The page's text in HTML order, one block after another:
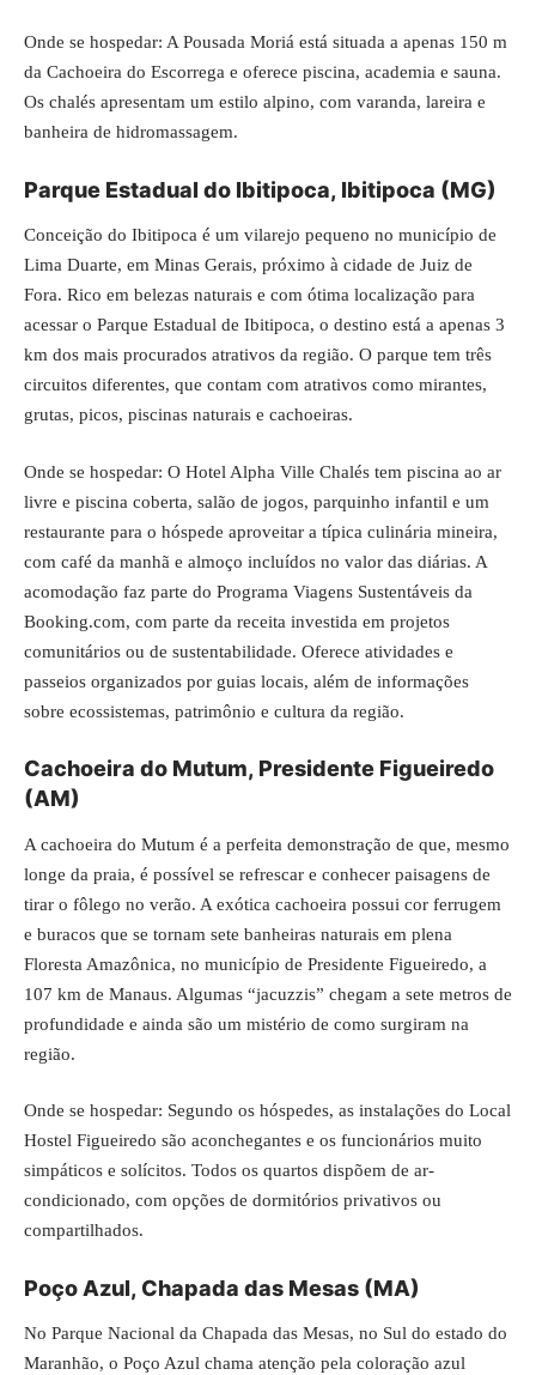
Onde se hospedar: A Pousada Moriá está situada a apenas 150 m
da Cachoeira do Escorrega e oferece piscina, academia e sauna.
Os chalés apresentam um estilo alpino, com varanda, lareira e
banheira de hidromassagem.
Parque Estadual do Ibitipoca, Ibitipoca (MG)
Conceição do Ibitipoca é um vilarejo pequeno no município de
Lima Duarte, em Minas Gerais, próximo à cidade de Juiz de
Fora. Rico em belezas naturais e com ótima localização para
acessar o Parque Estadual de Ibitipoca, o destino está a apenas 3
km dos mais procurados atrativos da região. O parque tem três
circuitos diferentes, que contam com atrativos como mirantes,
grutas, picos, piscinas naturais e cachoeiras.
Onde se hospedar: O Hotel Alpha Ville Chalés tem piscina ao ar
livre e piscina coberta, salão de jogos, parquinho infantil e um
restaurante para o hóspede aproveitar a típica culinária mineira,
com café da manhã e almoço incluídos no valor das diárias. A
acomodação faz parte do Programa Viagens Sustentáveis da
Booking.com, com parte da receita investida em projetos
comunitários ou de sustentabilidade. Oferece atividades e
passeios organizados por guias locais, além de informações
sobre ecossistemas, patrimônio e cultura da região.
Cachoeira do Mutum, Presidente Figueiredo
(AM)
A cachoeira do Mutum é a perfeita demonstração de que, mesmo
longe da praia, é possível se refrescar e conhecer paisagens de
tirar o fôlego no verão. A exótica cachoeira possui cor ferrugem
e buracos que se tornam sete banheiras naturais em plena
Floresta Amazônica, no município de Presidente Figueiredo, a
107 km de Manaus. Algumas “jacuzzis” chegam a sete metros de
profundidade e ainda são um mistério de como surgiram na
região.
Onde se hospedar: Segundo os hóspedes, as instalações do Local
Hostel Figueiredo são aconchegantes e os funcionários muito
simpáticos e solícitos. Todos os quartos dispõem de ar-
condicionado, com opções de dormitórios privativos ou
compartilhados.
Poço Azul, Chapada das Mesas (MA)
No Parque Nacional da Chapada das Mesas, no Sul do estado do
Maranhão, o Poço Azul chama atenção pela coloração azul